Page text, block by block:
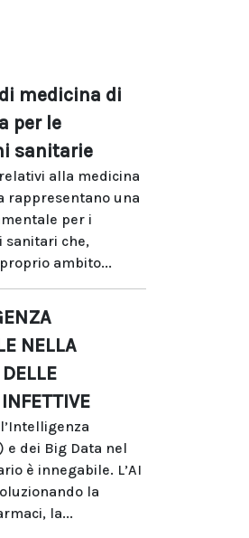
medicina di
per le
sanitarie
alla medicina
rappresentano una
per i
sanitari che,
ambito...
NELLA
e dei Big Data nel
è innegabile. L’AI
la
la...